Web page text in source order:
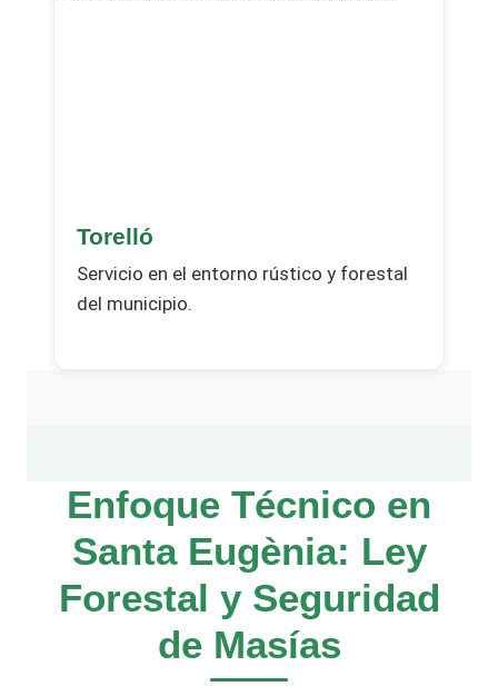
Torelló
Servicio en el entorno rústico y forestal
del municipio.
Enfoque Técnico en
Santa Eugènia: Ley
Forestal y Seguridad
de Masías